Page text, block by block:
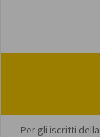
Per gli iscritti